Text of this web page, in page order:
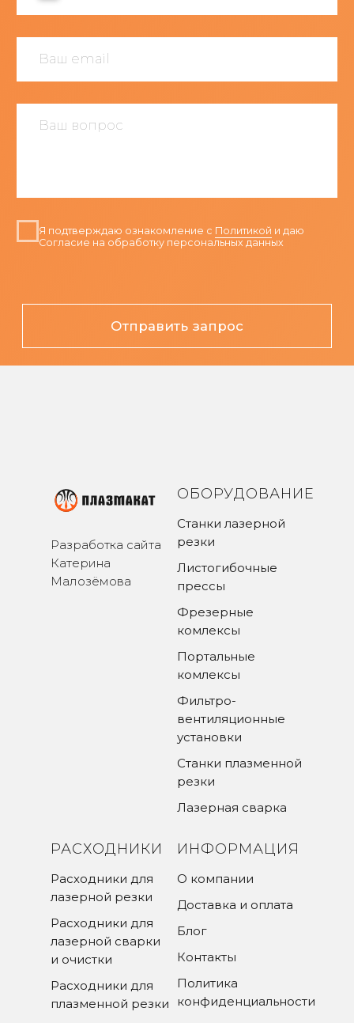
Разработка сайта
Катерина
Малозёмова
ОБОРУДОВАНИЕ
Станки лазерной
резки
Листогибочные
прессы
Фрезерные
комлексы
Портальные
комлексы
Фильтро-
вентиляционные
установки
Станки плазменной
резки
Лазерная сварка
РАСХОДНИКИ
Расходники для
лазерной резки
Расходники для
лазерной сварки
и очистки
Расходники для
плазменной резки
ИНФОРМАЦИЯ
О компании
Доставка и оплата
Блог
Контакты
Политика
конфиденциальности